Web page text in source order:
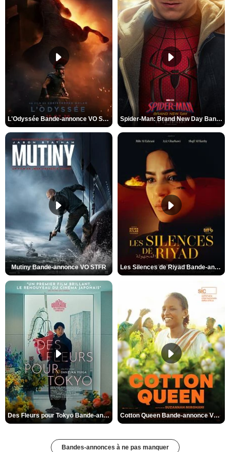
L'Odyssée Bande-annonce VO STFR Spider-Man: Brand New Day Bande-annonce VO STFR
Mutiny Bande-annonce VO STFR Les Silences de Riyad Bande-annonce VO STFR
Des Fleurs pour Tokyo Bande-annonce VO STFR Cotton Queen Bande-annonce VO STFR
Bandes-annonces à ne pas manquer